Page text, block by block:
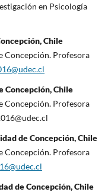
en Psicología
Chile
Concepción. Profesora
Concepción, Chile
Concepción. Profesora
de Concepción, Chile
Concepción. Profesora
de Concepción, Chile